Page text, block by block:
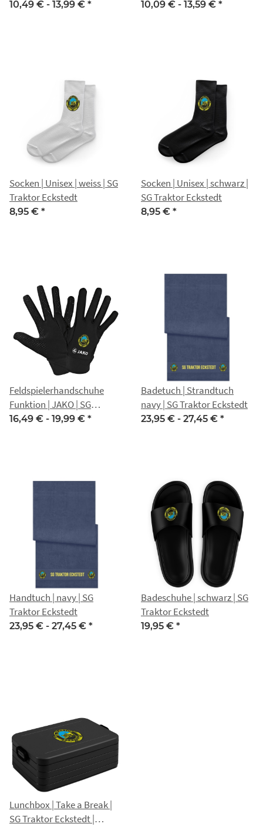
10,49 € - 13,99 € * 10,09 € - 13,59 € *
Socken | Unisex | weiss | SG
Traktor Eckstedt
8,95 € *
Socken | Unisex | schwarz |
SG Traktor Eckstedt
8,95 € *
Feldspielerhandschuhe
Funktion | JAKO | SG
Traktor Eckstedt
16,49 € - 19,99 € *
Badetuch | Strandtuch
navy | SG Traktor Eckstedt
23,95 € - 27,45 € *
Handtuch | navy | SG
Traktor Eckstedt
23,95 € - 27,45 € *
Badeschuhe | schwarz | SG
Traktor Eckstedt
19,95 € *
Lunchbox | Take a Break |
SG Traktor Eckstedt |